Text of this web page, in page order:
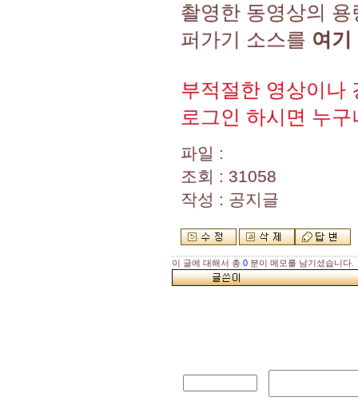
촬영한 동영상의
퍼가기 소스를 여
부적절한 영상이나
로그인 하시면 누
파일 :
조회 : 31058
작성 : 공지글
이 글에 대해서 총 0 분이 메모를 남기셨습니다.